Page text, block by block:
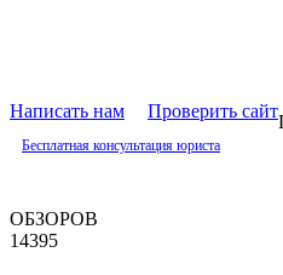
Написать нам Проверить сайт
Бесплатная консультация юриста
ОБЗОРОВ
14395